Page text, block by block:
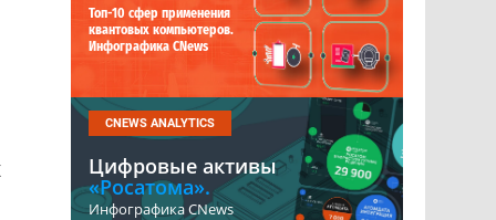
Топ-10 сфер применения
квантовых компьютеров.
Инфографика CNews
CNEWS ANALYTICS
Цифровые активы
«Росатома».
Инфографика CNews